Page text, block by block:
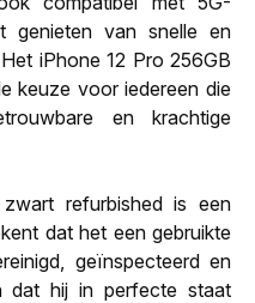
genieten van snelle en
iPhone 12 Pro 256GB
keuze voor iedereen die
en krachtige
refurbished is een
dat het een gebruikte
geïnspecteerd en
dat hij in perfecte staat